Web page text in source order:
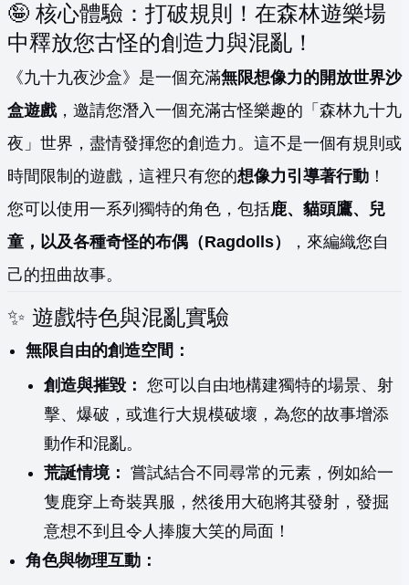
🤪 核心體驗：打破規則！在森林遊樂場
中釋放您古怪的創造力與混亂！
《九十九夜沙盒》是一個充滿無限想像力的開放世界沙
盒遊戲，邀請您潛入一個充滿古怪樂趣的「森林九十九
夜」世界，盡情發揮您的創造力。這不是一個有規則或
時間限制的遊戲，這裡只有您的想像力引導著行動 ！
您可以使用一系列獨特的角色，包括鹿、貓頭鷹、兒
童，以及各種奇怪的布偶（Ragdolls）
，來編織您自
己的扭曲故事。
✨ 遊戲特色與混亂實驗
無限自由的創造空間：
創造與摧毀： 您可以自由地構建獨特的場景、射
擊、爆破，或進行大規模破壞，為您的故事增添
動作和混亂。
荒誕情境： 嘗試結合不同尋常的元素，例如給一
隻鹿穿上奇裝異服，然後用大砲將其發射，發掘
意想不到且令人捧腹大笑的局面！
角色與物理互動：